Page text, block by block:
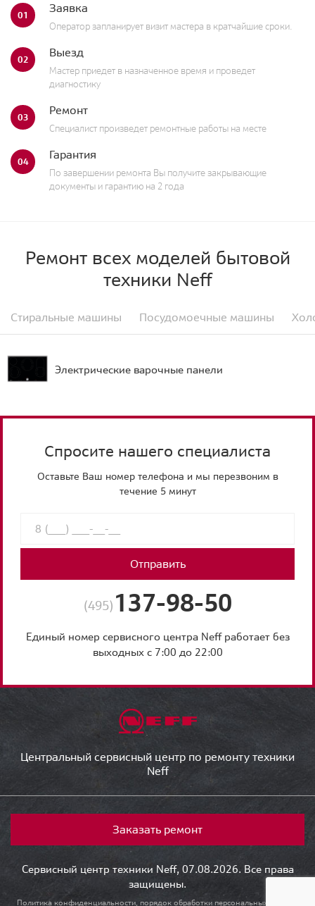
01 Заявка
Оператор запланирует визит мастера в кратчайшие сроки.
02 Выезд
Мастер приедет в назначенное время и проведет
диагностику
03 Ремонт
Специалист произведет ремонтные работы на месте
04 Гарантия
По завершении ремонта Вы получите закрывающие
документы и гарантию на 2 года
Ремонт всех моделей бытовой
техники Neff
Стиральные машины Посудомоечные машины
Электрические варочные панели
Спросите нашего специалиста
Оставьте Ваш номер телефона и мы перезвоним в
течение 5 минут
Отправить
(495) 137-98-50
Единый номер сервисного центра Neff работает без
выходных с 7:00 до 22:00
Центральный сервисный центр по ремонту техники
Neff
Заказать ремонт
Сервисный центр техники Neff, 07.08.2026. Все права
защищены.
Политика конфиденциальности, порядок обработки персональных данных